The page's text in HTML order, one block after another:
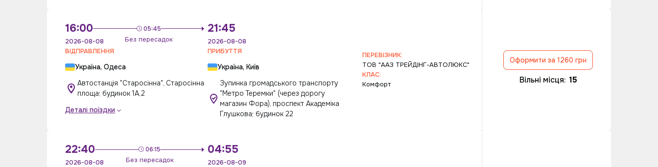
16:00 05:45
Без пересадок
2026-08-08
ВІДПРАВЛЕННЯ
Україна, Одеса
Автостанція "Старосінна", Старосінна
площа; будинок 1А,2
Деталі поїздки
21:45
2026-08-08
ПРИБУТТЯ
Україна, Київ
Зупинка громадського транспорту
"Метро Теремки" (через дорогу
магазин Фора), проспект Академіка
Глушкова; будинок 22
ПЕРЕВІЗНИК:
ТОВ "ААЗ ТРЕЙДІНГ-АВТОЛЮКС"
КЛАС:
Комфорт
Оформити за 1260 грн
Вільні місця: 15
22:40 06:15
Без пересадок
2026-08-08
04:55
2026-08-09